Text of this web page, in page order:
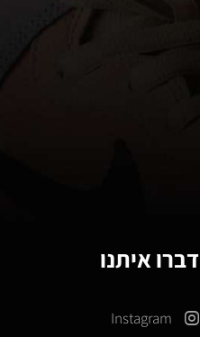
דברו איתנו
Instagram